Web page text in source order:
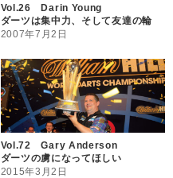
Vol.26 Darin Young
ダーツは集中力、そして友達の輪
2007年7月2日
Vol.72 Gary Anderson
ダーツの虜になってほしい
2015年3月2日